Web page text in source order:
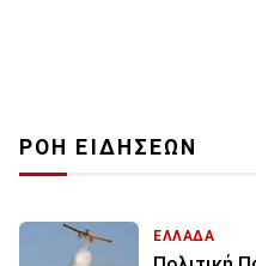
ΡΟΗ ΕΙΔΗΣΕΩΝ
ΕΛΛΑΔΑ